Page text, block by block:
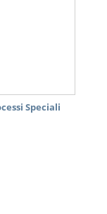
Speciali